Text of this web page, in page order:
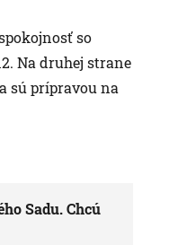
so
Na druhej strane
sú prípravou na
Sadu. Chcú